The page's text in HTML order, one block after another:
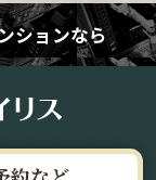
ションなら